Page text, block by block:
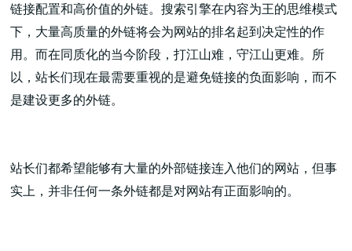
潮玩技术解决方案
头部潮玩盲盒/谷子卡牌/二次元手办抽赏开发
一番赏/魔力赏/福袋抽赏/宝箱赏/无限赏
链接配置和高价值的外链。搜索引擎在内容为王的思维模式
下，大量高质量的外链将会为网站的排名起到决定性的作
用。而在同质化的当今阶段，打江山难，守江山更难。所
以，站长们现在最需要重视的是避免链接的负面影响，而不
是建设更多的外链。
站长们都希望能够有大量的外部链接连入他们的网站，但事
实上，并非任何一条外链都是对网站有正面影响的。